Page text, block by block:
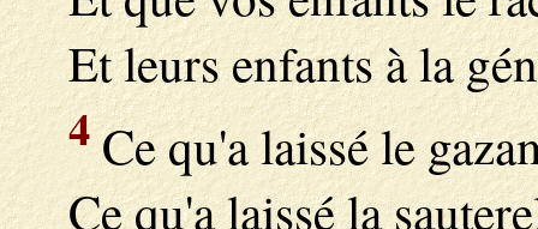
Et leurs enfants à la
4Ce qu'a laissé le
Ce qu'a laissé la